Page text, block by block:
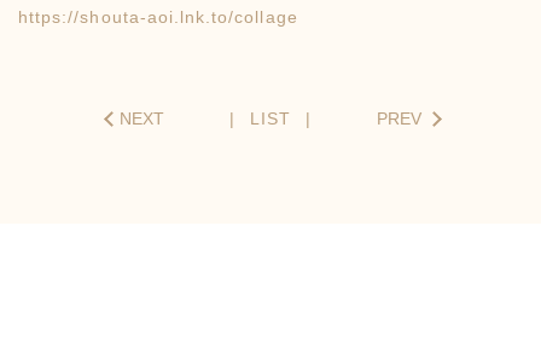
https://shouta-aoi.lnk.to/collage
NEXT LIST PREV